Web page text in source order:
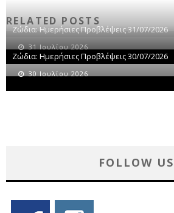
RELATED POSTS
Ζώδια: Ημερήσιες Προβλέψεις 31/07/2026
31 Ιουλίου 2026
Ζώδια: Ημερήσιες Προβλέψεις 30/07/2026
30 Ιουλίου 2026
FOLLOW US